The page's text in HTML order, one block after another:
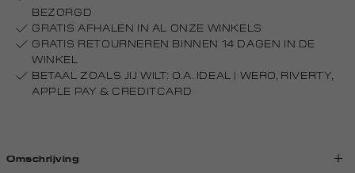
BEZORGD
GRATIS AFHALEN IN AL ONZE WINKELS
GRATIS RETOURNEREN BINNEN 14 DAGEN IN DE
WINKEL
BETAAL ZOALS JIJ WILT: O.A. IDEAL | WERO, RIVERTY,
APPLE PAY & CREDITCARD
Omschrijving